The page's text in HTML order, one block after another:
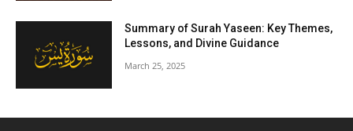
Summary of Surah Yaseen: Key Themes,
Lessons, and Divine Guidance
March 25, 2025